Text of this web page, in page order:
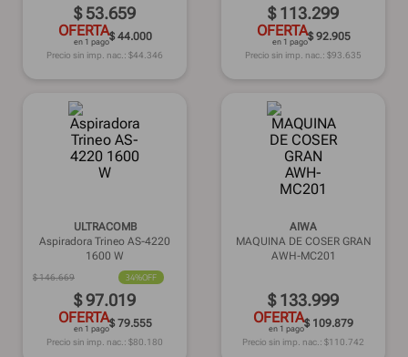
$ 53.659
OFERTA
en 1 pago$ 44.000
Precio sin imp. nac.: $44.346
$ 113.299
OFERTA
en 1 pago$ 92.905
Precio sin imp. nac.: $93.635
ULTRACOMB
Aspiradora Trineo AS-4220
1600 W
$146.669 34%OFF
$97.019
OFERTA
en 1 pago$ 79.555
Precio sin imp. nac.: $80.180
AIWA
MAQUINA DE COSER GRAN
AWH-MC201
$ 133.999
OFERTA
en 1 pago$ 109.879
Precio sin imp. nac.: $110.742